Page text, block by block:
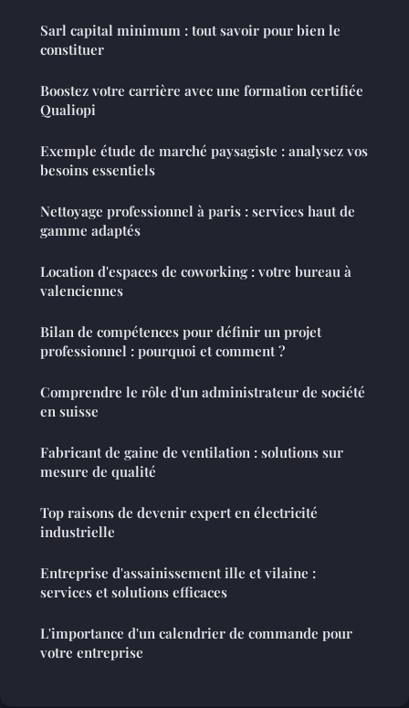
Sarl capital minimum : tout savoir pour bien le
constituer
Boostez votre carrière avec une formation certifiée
Qualiopi
Exemple étude de marché paysagiste : analysez vos
besoins essentiels
Nettoyage professionnel à paris : services haut de
gamme adaptés
Location d'espaces de coworking : votre bureau à
valenciennes
Bilan de compétences pour définir un projet
professionnel : pourquoi et comment ?
Comprendre le rôle d'un administrateur de société
en suisse
Fabricant de gaine de ventilation : solutions sur
mesure de qualité
Top raisons de devenir expert en électricité
industrielle
Entreprise d'assainissement ille et vilaine :
services et solutions efficaces
L'importance d'un calendrier de commande pour
votre entreprise